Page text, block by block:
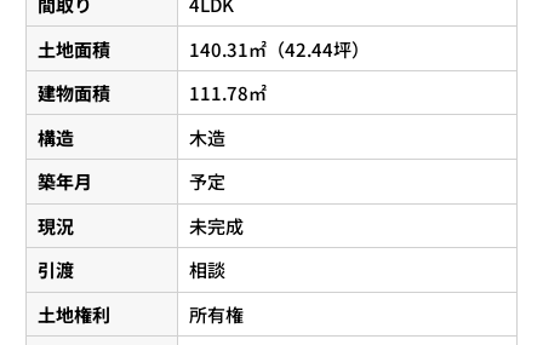
土地面積
140.31㎡（42.44坪）
建物面積
111.78㎡
構造
木造
築年月
予定
現況
未完成
引渡
相談
土地権利
所有権